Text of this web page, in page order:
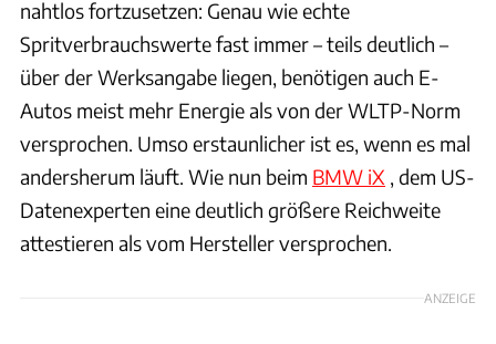
nahtlos fortzusetzen: Genau wie echte
Spritverbrauchswerte fast immer – teils deutlich –
über der Werksangabe liegen, benötigen auch E-
Autos meist mehr Energie als von der WLTP-Norm
versprochen. Umso erstaunlicher ist es, wenn es mal
andersherum läuft. Wie nun beim BMW iX , dem US-
Datenexperten eine deutlich größere Reichweite
attestieren als vom Hersteller versprochen.
ANZEIGE